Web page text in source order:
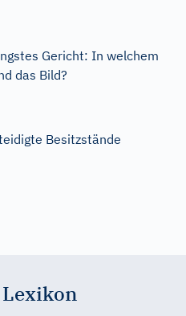
Gericht: In welchem
das Bild?
Besitzstände